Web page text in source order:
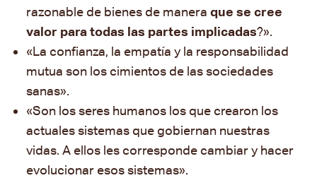
razonable de bienes de manera que se cree
valor para todas las partes implicadas?».
«La confianza, la empatía y la responsabilidad
mutua son los cimientos de las sociedades
sanas».
«Son los seres humanos los que crearon los
actuales sistemas que gobiernan nuestras
vidas. A ellos les corresponde cambiar y hacer
evolucionar esos sistemas».